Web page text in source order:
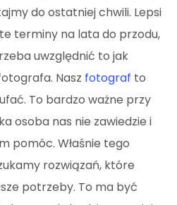
do ostatniej chwili. Lepsi
terminy na lata do przodu,
uwzględnić to jak
Nasz fotograf to
To bardzo ważne przy
osoba nas nie zawiedzie i
pomóc. Właśnie tego
rozwiązań, które
potrzeby. To ma być